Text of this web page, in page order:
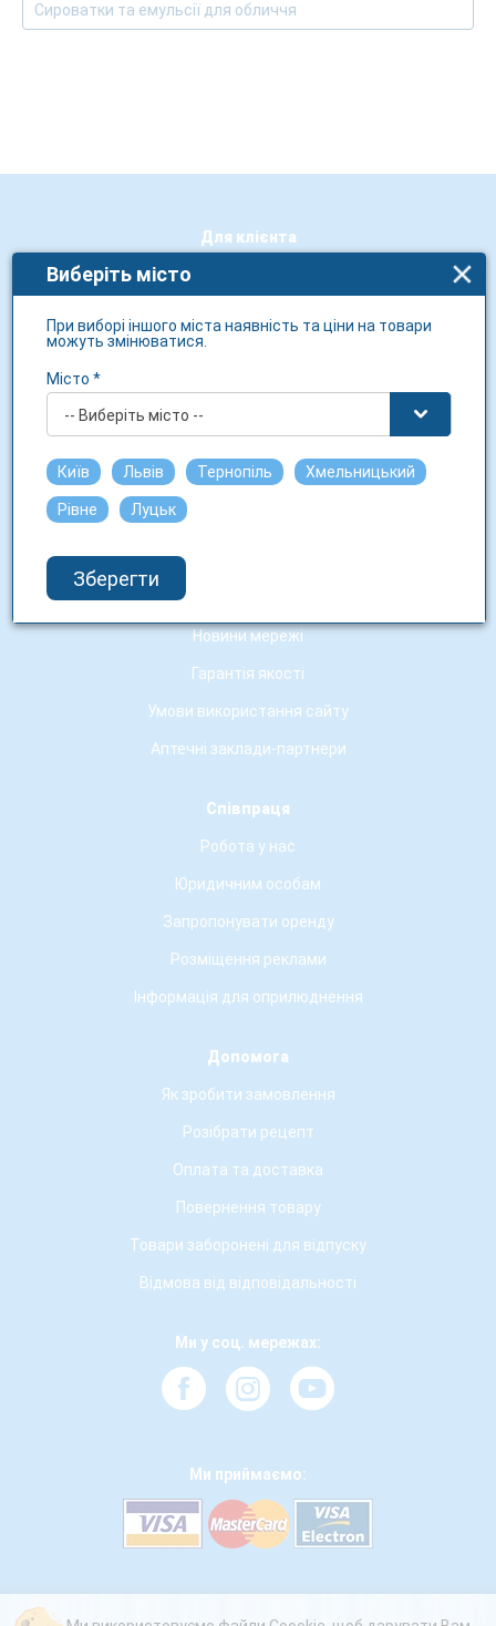
Сироватки та емульсії для обличчя
Для клієнта
Політика конфіденційності
Соціальні проєкти
Бренди
Новини мережі
Гарантія якості
Умови використання сайту
Аптечні заклади-партнери
Співпраця
Робота у нас
Юридичним особам
Запропонувати оренду
Розміщення реклами
Інформація для оприлюднення
Допомога
Як зробити замовлення
Розібрати рецепт
Оплата та доставка
Повернення товару
Товари заборонені для відпуску
Відмова від відповідальності
Ми у соц. мережах:
Ми приймаємо:
Виберіть місто
При виборі іншого міста наявність та ціни на товари
можуть змінюватися.
Місто *
-- Виберіть місто --
Київ Львів Тернопіль Хмельницький
Рівне Луцьк
Зберегти